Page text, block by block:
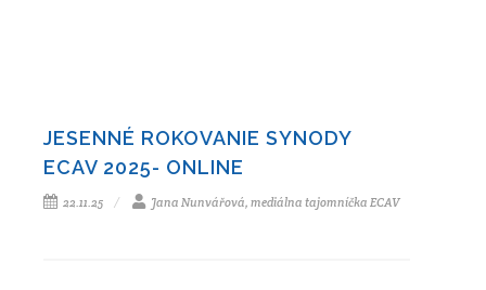
JESENNÉ ROKOVANIE SYNODY
ECAV 2025- ONLINE
22.11.25 Jana Nunvářová, mediálna tajomníčka ECAV